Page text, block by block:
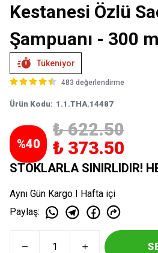
Kestanesi Özlü
Şampuanı - 300
Tükeniyor
483 değerlendirme
Ürün Kodu: 1.1.THA.14487
%40
₺ 622.50
₺ 373.50
STOKLARLA SINIRLIDIR!
Aynı Gün Kargo I Hafta içi
Paylaş: